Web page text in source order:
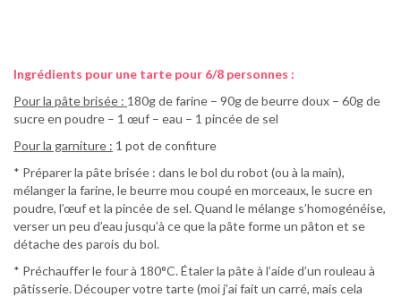
Ingrédients pour une tarte pour 6/8 personnes :
Pour la pâte brisée : 180g de farine – 90g de beurre doux – 60g de
sucre en poudre – 1 œuf – eau – 1 pincée de sel
Pour la garniture : 1 pot de confiture
* Préparer la pâte brisée : dans le bol du robot (ou à la main),
mélanger la farine, le beurre mou coupé en morceaux, le sucre en
poudre, l’œuf et la pincée de sel. Quand le mélange s’homogénéise,
verser un peu d’eau jusqu’à ce que la pâte forme un pâton et se
détache des parois du bol.
* Préchauffer le four à 180°C. Étaler la pâte à l’aide d’un rouleau à
pâtisserie. Découper votre tarte (moi j’ai fait un carré, mais cela